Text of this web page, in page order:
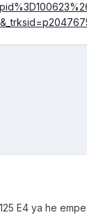
E4 ya he